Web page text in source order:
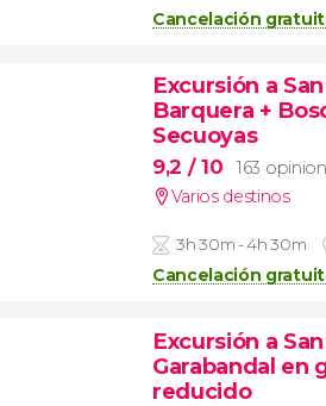
Cancelación
Excursión a
Barquera +
Secuoyas
9,2 / 10
163
Varios destinos
3h 30m - 4h 30m
Cancelación
Excursión a
Garabandal en
reducido